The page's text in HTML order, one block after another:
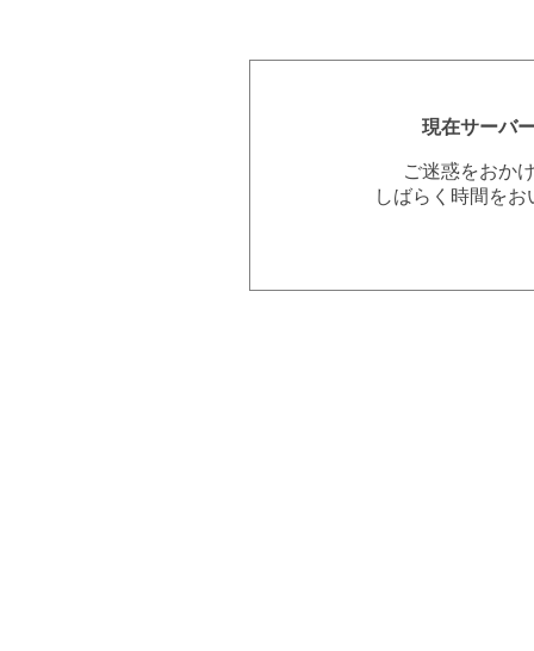
現在サーバ
ご迷惑をおか
しばらく時間を